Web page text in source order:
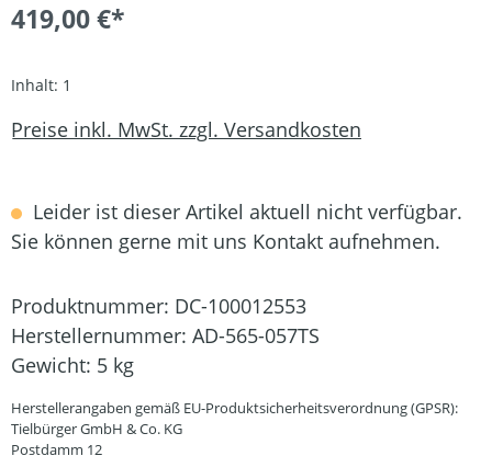
419,00 €*
Inhalt: 1
Preise inkl. MwSt. zzgl. Versandkosten
Leider ist dieser Artikel aktuell nicht verfügbar.
Sie können gerne mit uns Kontakt aufnehmen.
Produktnummer: DC-100012553
Herstellernummer: AD-565-057TS
Gewicht: 5 kg
Herstellerangaben gemäß EU-Produktsicherheitsverordnung (GPSR):
Tielbürger GmbH & Co. KG
Postdamm 12